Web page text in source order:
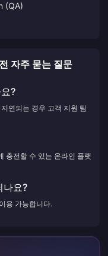
(QA)
자주 묻는 질문
?
연되는 경우 고객 지원 팀
충전할 수 있는 온라인 플랫
나요?
용 가능합니다.